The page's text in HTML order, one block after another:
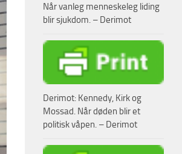
Når vanleg menneskeleg liding
blir sjukdom. – Derimot
Derimot: Kennedy, Kirk og
Mossad. Når døden blir et
politisk våpen. – Derimot